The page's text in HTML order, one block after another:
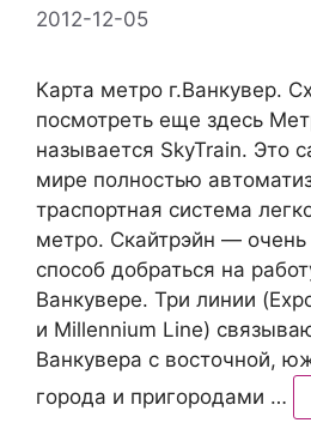
2012-12-05
Карта метро г.Ванкувер.
посмотреть еще здесь
называется SkyTrain. Это
мире полностью
траспортная система
метро. Скайтрэйн —
способ добраться на
Ванкувере. Три линии
и Millennium Line)
Ванкувера с восточной,
города и пригородами …